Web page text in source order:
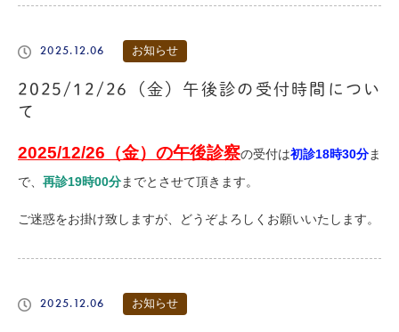
2025.12.06 お知らせ
2025/12/26（金）午後診の受付時間につい
て
2025/12/26（金）の午後診察の受付は初診18時30分ま
で、 再診19時00分までとさせて頂きます。
ご迷惑をお掛け致しますが、どうぞよろしくお願いいたします。
2025.12.06 お知らせ